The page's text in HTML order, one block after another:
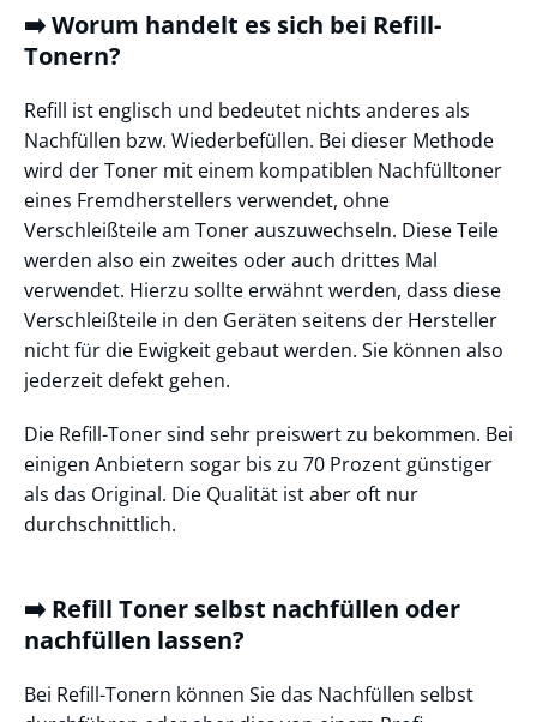
➡️ Worum handelt es sich bei Refill-
Tonern?
Refill ist englisch und bedeutet nichts anderes als
Nachfüllen bzw. Wiederbefüllen. Bei dieser Methode
wird der Toner mit einem kompatiblen Nachfülltoner
eines Fremdherstellers verwendet, ohne
Verschleißteile am Toner auszuwechseln. Diese Teile
werden also ein zweites oder auch drittes Mal
verwendet. Hierzu sollte erwähnt werden, dass diese
Verschleißteile in den Geräten seitens der Hersteller
nicht für die Ewigkeit gebaut werden. Sie können also
jederzeit defekt gehen.
Die Refill-Toner sind sehr preiswert zu bekommen. Bei
einigen Anbietern sogar bis zu 70 Prozent günstiger
als das Original. Die Qualität ist aber oft nur
durchschnittlich.
➡️ Refill Toner selbst nachfüllen oder
nachfüllen lassen?
Bei Refill-Tonern können Sie das Nachfüllen selbst